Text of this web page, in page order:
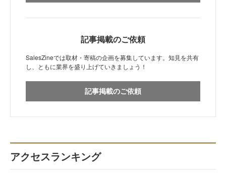
記事掲載のご依頼
SalesZineでは取材・寄稿の企画を募集しています。知見を共有
し、ともに業界を盛り上げていきましょう！
記事掲載のご依頼
アクセスランキング